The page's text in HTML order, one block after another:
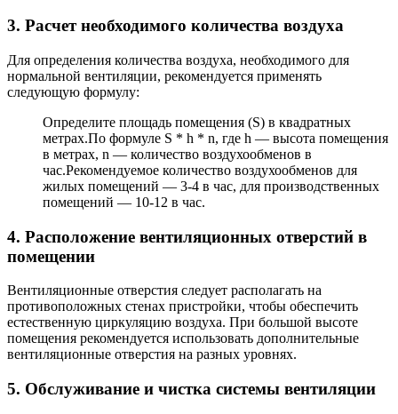
3. Расчет необходимого количества воздуха
Для определения количества воздуха, необходимого для
нормальной вентиляции, рекомендуется применять
следующую формулу:
Определите площадь помещения (S) в квадратных
метрах.По формуле S * h * n, где h — высота помещения
в метрах, n — количество воздухообменов в
час.Рекомендуемое количество воздухообменов для
жилых помещений — 3-4 в час, для производственных
помещений — 10-12 в час.
4. Расположение вентиляционных отверстий в
помещении
Вентиляционные отверстия следует располагать на
противоположных стенах пристройки, чтобы обеспечить
естественную циркуляцию воздуха. При большой высоте
помещения рекомендуется использовать дополнительные
вентиляционные отверстия на разных уровнях.
5. Обслуживание и чистка системы вентиляции